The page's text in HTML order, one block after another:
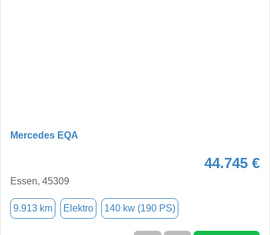
Mercedes EQA
44.745 €
Essen, 45309
9.913 km Elektro 140 kw (190 PS)